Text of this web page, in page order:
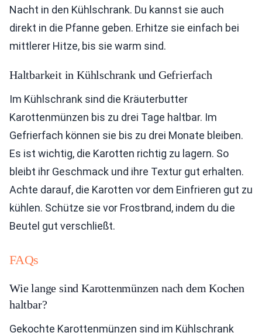
Nacht in den Kühlschrank. Du kannst sie auch
direkt in die Pfanne geben. Erhitze sie einfach bei
mittlerer Hitze, bis sie warm sind.
Haltbarkeit in Kühlschrank und Gefrierfach
Im Kühlschrank sind die Kräuterbutter
Karottenmünzen bis zu drei Tage haltbar. Im
Gefrierfach können sie bis zu drei Monate bleiben.
Es ist wichtig, die Karotten richtig zu lagern. So
bleibt ihr Geschmack und ihre Textur gut erhalten.
Achte darauf, die Karotten vor dem Einfrieren gut zu
kühlen. Schütze sie vor Frostbrand, indem du die
Beutel gut verschließt.
FAQs
Wie lange sind Karottenmünzen nach dem Kochen
haltbar?
Gekochte Karottenmünzen sind im Kühlschrank